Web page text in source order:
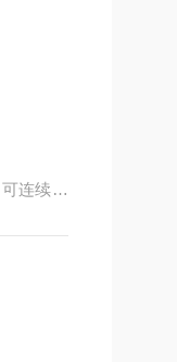
连续运